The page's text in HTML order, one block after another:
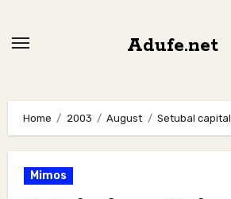
Adufe.net
Home 2003 August Setubal capital
Mimos